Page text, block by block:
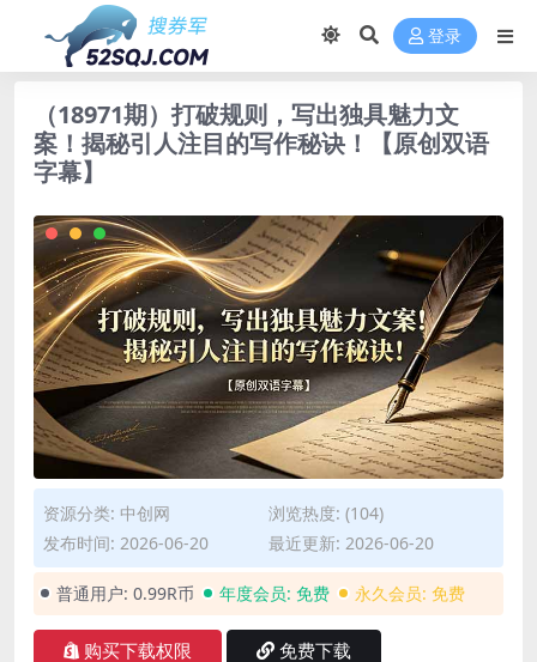
登录
（18971期）打破规则，写出独具魅力文
案！揭秘引人注目的写作秘诀！【原创双语
字幕】
资源分类: 中创网
浏览热度: (104)
发布时间: 2026-06-20
最近更新: 2026-06-20
普通用户: 0.99R币 年度会员: 免费 永久会员: 免费
购买下载权限 免费下载